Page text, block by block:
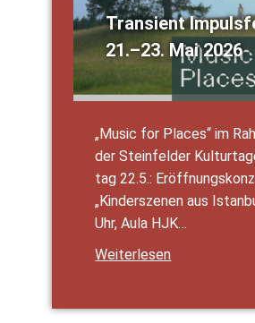
Tran­si­ent
21.–23. Mai 2026
„Music for Places“ im
der Stein­fel­der
tag 22.5.:
„Kin­der­sze­nen aus
Uhr, Aula HJK…
Wei­ter­le­sen